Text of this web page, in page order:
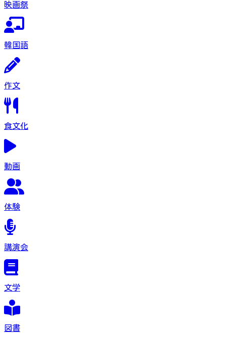
映画祭
韓国語
作文
食文化
動画
体験
講演会
文学
図書